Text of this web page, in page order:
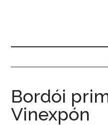
Bordói
Vinexpón